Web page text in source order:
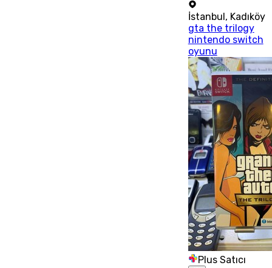
İstanbul, Kadıköy
gta the trilogy
nintendo switch
oyunu
Plus Satıcı